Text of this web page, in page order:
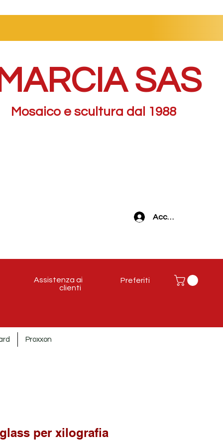
SAS
Mosaico e scultura dal 1988
Preferiti
Accedi
Assistenza ai
clienti
Proxxon
per xilografia